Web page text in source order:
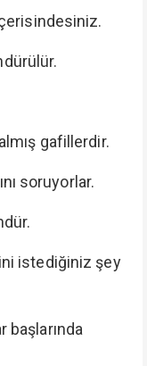
gafillerdir.
soruyorlar.
istediğiniz şey
başlarında